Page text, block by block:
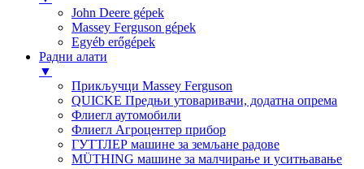
John Deere gépek
Massey Ferguson gépek
Egyéb erőgépek
Радни алати
▼
Прикључци Massey Ferguson
QUICKE Предњи утоваривачи, додатна опрема
Флиегл аутомобили
Флиегл Агроцентер прибор
ГУТТЛЕР машине за земљане радове
MÜTHING машине за малчирање и уситњавање